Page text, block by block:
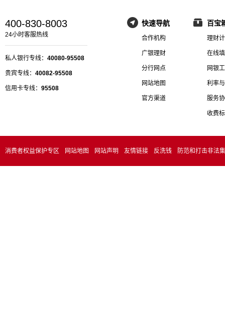
400-830-8003
24小时客服热线
私人银行专线： 40080-95508
贵宾专线： 40082-95508
信用卡专线： 95508
快速导航
合作机构
广银理财
分行网点
网站地图
官方渠道
百宝
理财
在线
网银
利率
服务
收费
消费者权益保护专区 网站地图 网站声明 友情链接 反洗钱 防范和打击非法